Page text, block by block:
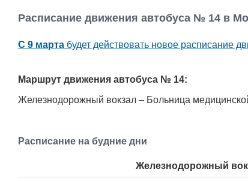
Расписание движения автобуса № 14 в
С 9 марта будет действовать новое расписание
Маршрут движения автобуса № 14:
Железнодорожный вокзал – Больница
Расписание на будние дни
Железнодорожный